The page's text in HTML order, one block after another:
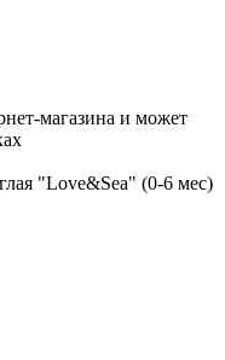
магазина и может
"Love&Sea" (0-6 мес)